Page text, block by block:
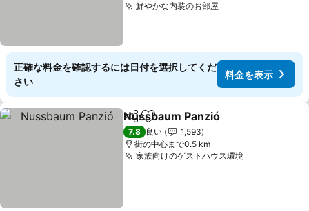
鮮やかな内装のお部屋料金を表示
正確な料金を確認するには日付を選択してくだ
さい
料金を表示
シェアお気に入りに追加
Nussbaum Panzió
7.8 良い
1,593
街の中心まで0.5 km
家族向けのゲストハウス環境料金を表示